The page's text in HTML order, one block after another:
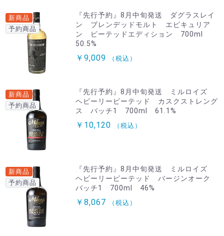
新商品
予約商品
『先行予約』8月中旬発送 ダグラスレイ
ン ブレンデッドモルト エピキュリア
ン ピーテッドエディション 700ml
50.5%
￥9,009 （税込）
新商品
予約商品
『先行予約』8月中旬発送 ミルロイズ
ヘビーリーピーテッド カスクストレング
ス バッチ1 700ml 61.1%
￥10,120 （税込）
新商品
予約商品
『先行予約』8月中旬発送 ミルロイズ
ヘビーリーピーテッド バージンオーク
バッチ1 700ml 46%
￥8,067 （税込）